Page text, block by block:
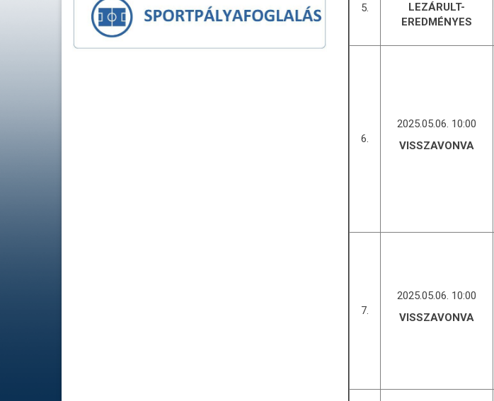
5.
LEZÁRULT-
EREDMÉNYES
6.
2025.05.06. 10:00
VISSZAVONVA
7.
2025.05.06. 10:00
VISSZAVONVA